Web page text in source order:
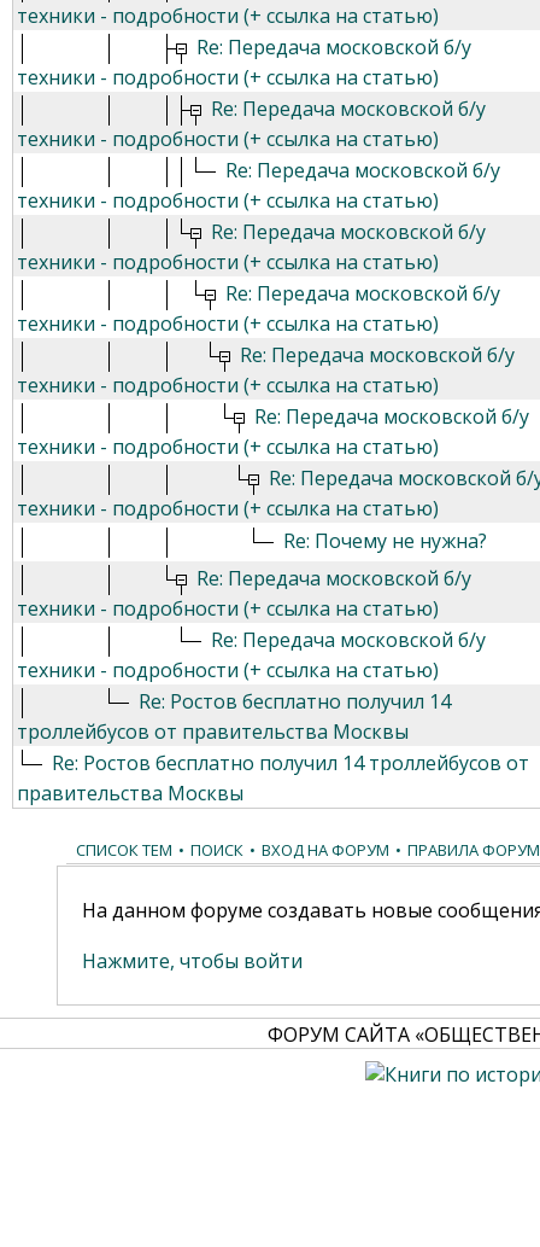
техники - подробности (+ ссылка на статью)
Re: Передача московской б/у
техники - подробности (+ ссылка на статью)
Re: Передача московской б/у
техники - подробности (+ ссылка на статью)
Re: Передача московской б/у
техники - подробности (+ ссылка на статью)
Re: Передача московской б/у
техники - подробности (+ ссылка на статью)
Re: Передача московской б/у
техники - подробности (+ ссылка на статью)
Re: Передача московской б/у
техники - подробности (+ ссылка на статью)
Re: Передача московской б/у
техники - подробности (+ ссылка на статью)
Re: Передача московской б/
техники - подробности (+ ссылка на статью)
Re: Почему не нужна?
Re: Передача московской б/у
техники - подробности (+ ссылка на статью)
Re: Передача московской б/у
техники - подробности (+ ссылка на статью)
Re: Ростов бесплатно получил 14
троллейбусов от правительства Москвы
Re: Ростов бесплатно получил 14 троллейбусов от
правительства Москвы
СПИСОК ТЕМ • ПОИСК • ВХОД НА ФОРУМ • ПРАВИЛА
На данном форуме создавать новые
Нажмите, чтобы войти
ФОРУМ САЙТА